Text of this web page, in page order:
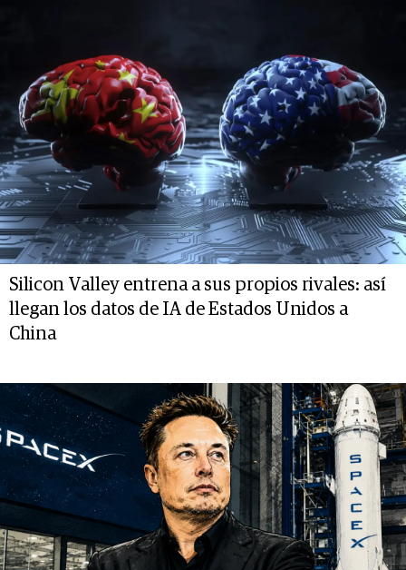
Silicon Valley entrena a sus propios rivales: así
llegan los datos de IA de Estados Unidos a
China